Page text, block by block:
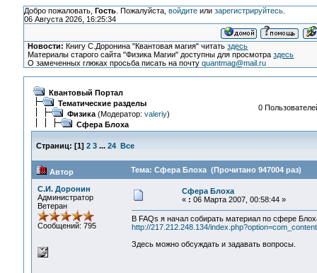
Добро пожаловать, Гость. Пожалуйста, войдитеили зарегистрируйтесь.
06 Августа 2026, 16:25:34
Новости: Книгу С.Доронина "Квантовая магия" читатьздесь
Материалы старого сайта "Физика Магии" доступны для просмотраздесь
О замеченных глюках просьба писать на почтуquantmag@mail.ru
Квантовый Портал
Тематические разделы
Физика(Модератор: valeriy)
Сфера Блоха
0
Страниц: [1] 2 3 ... 24 Все
Автор Тема: Сфера Блоха (Прочитано 947004 раз)
С.И. Доронин
Администратор
Ветеран
Сообщений: 795
Сфера Блоха
« : 06 Марта 2007, 00:58:44 »
В FAQs я начал собирать материал по сфере
http://217.212.248.134/
Здесь можно обсуждать и задавать вопросы.